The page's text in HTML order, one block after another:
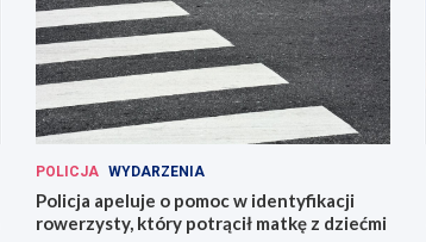
POLICJA WYDARZENIA
Policja apeluje o pomoc w identyfikacji
rowerzysty, który potrącił matkę z dziećmi